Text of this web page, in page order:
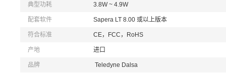
典型功耗 3.8W ~ 4.9W
配套软件 Sapera LT 8.00 或以上版本
符合标准 CE，FCC，RoHS
产地 进口
品牌 Teledyne Dalsa